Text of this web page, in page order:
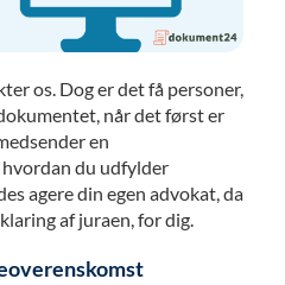
os. Dog er det få personer,
når det først er
en
du udfylder
agere din egen advokat, da
af juraen, for dig.